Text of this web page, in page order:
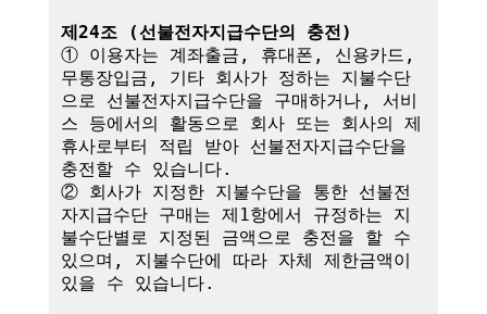
제24조 (선불전자지급수단의 충전)
① 이용자는 계좌출금, 휴대폰, 신용카드,
무통장입금, 기타 회사가 정하는 지불수단
으로 선불전자지급수단을 구매하거나, 서비
스 등에서의 활동으로 회사 또는 회사의 제
휴사로부터 적립 받아 선불전자지급수단을
충전할 수 있습니다.
② 회사가 지정한 지불수단을 통한 선불전
자지급수단 구매는 제1항에서 규정하는 지
불수단별로 지정된 금액으로 충전을 할 수
있으며, 지불수단에 따라 자체 제한금액이
있을 수 있습니다.